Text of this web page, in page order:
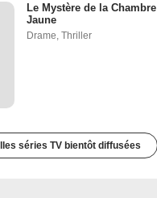
Le Mystère de la Chambre
Jaune
Drame Thriller
séries TV bientôt diffusées